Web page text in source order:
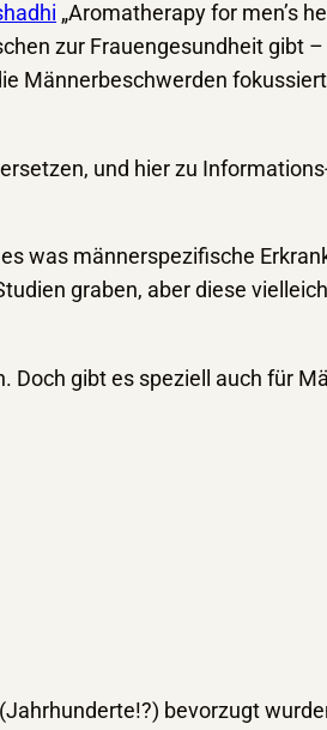
„Aromatherapy for men’s
zur Frauengesundheit gibt
Männerbeschwerden
und hier zu
was männerspezifische
graben, aber diese
Doch gibt es speziell auch für
bevorzugt